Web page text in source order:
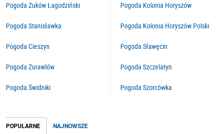
Pogoda Żuków Łagodziński
Pogoda Stanisławka
Pogoda Cieszyn
Pogoda Żurawlów
Pogoda Świdniki
Pogoda Kolonia Horyszów
Pogoda Kolonia Horyszów Polski
Pogoda Sławęcin
Pogoda Szczelatyn
Pogoda Szorcówka
POPULARNE NAJNOWSZE